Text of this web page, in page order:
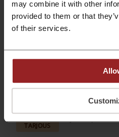
may combine it with other
provided to them or that
of their services.
TARJOUS
palautusoikeuden
mikä takaa
voit kokeilla
sopivuudesta.
Voimassa
TARJOUS
Upeat
tutustu ja tilaa
Tutustu Dysonin